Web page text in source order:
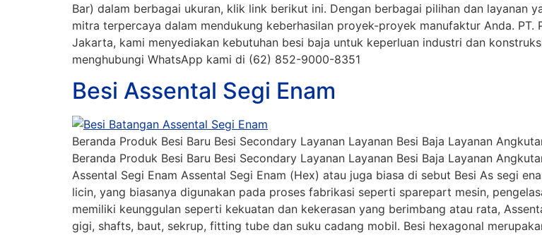
Bar) dalam berbagai ukuran, klik link berikut ini. Dengan berbagai pilihan dan layanan
mitra terpercaya dalam mendukung keberhasilan proyek-proyek manufaktur Anda.
Jakarta, kami menyediakan kebutuhan besi baja untuk keperluan industri dan
menghubungi WhatsApp kami di (62) 852-9000-8351
Besi Assental Segi Enam
Beranda Produk Besi Baru Besi Secondary Layanan Layanan Besi Baja Layanan
Beranda Produk Besi Baru Besi Secondary Layanan Layanan Besi Baja Layanan
Assental Segi Enam Assental Segi Enam (Hex) atau juga biasa di sebut Besi As segi
licin, yang biasanya digunakan pada proses fabrikasi seperti sparepart mesin,
memiliki keunggulan seperti kekuatan dan kekerasan yang berimbang atau rata,
gigi, shafts, baut, sekrup, fitting tube dan suku cadang mobil. Besi hexagonal